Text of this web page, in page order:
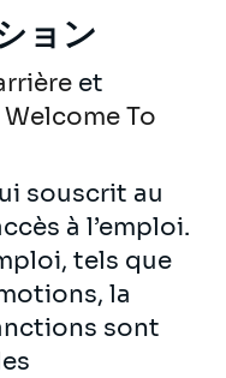
ョン
et
Welcome To
souscrit au
à l’emploi.
tels que
la
sont